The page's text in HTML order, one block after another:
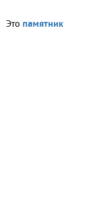
Это памятник